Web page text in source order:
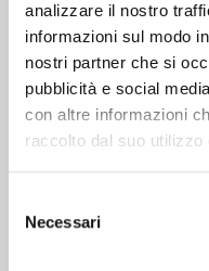
analizzare il nostro
informazioni sul modo
nostri partner che si
pubblicità e social
con altre informazioni
raccolto dal suo utilizzo
delNecessari